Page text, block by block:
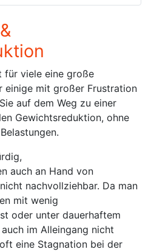
für viele eine große
einige mit großer Frustration
auf dem Weg zu einer
Gewichtsreduktion, ohne
auch an Hand von
nachvollziehbar. Da man
mit wenig
oder unter dauerhaftem
im Alleingang nicht
eine Stagnation bei der